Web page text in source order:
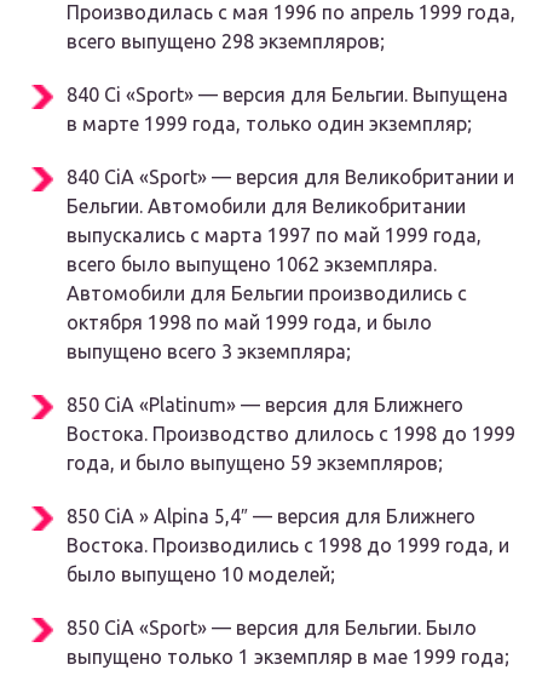
Производилась с мая 1996 по апрель 1999 года,
всего выпущено 298 экземпляров;
840 Ci «Sport» — версия для Бельгии. Выпущена
в марте 1999 года, только один экземпляр;
840 CiA «Sport» — версия для Великобритании и
Бельгии. Автомобили для Великобритании
выпускались с марта 1997 по май 1999 года,
всего было выпущено 1062 экземпляра.
Автомобили для Бельгии производились с
октября 1998 по май 1999 года, и было
выпущено всего 3 экземпляра;
850 CiA «Platinum» — версия для Ближнего
Востока. Производство длилось с 1998 до 1999
года, и было выпущено 59 экземпляров;
850 CiA » Alpina 5,4″ — версия для Ближнего
Востока. Производились с 1998 до 1999 года, и
было выпущено 10 моделей;
850 CiA «Sport» — версия для Бельгии. Было
выпущено только 1 экземпляр в мае 1999 года;